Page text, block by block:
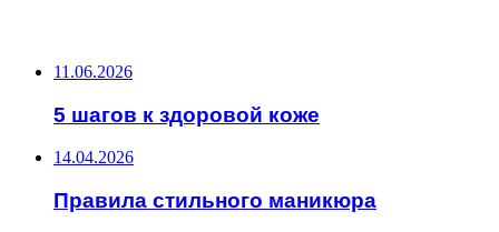
11.06.2026
5 шагов к здоровой коже
14.04.2026
Правила стильного маникюра